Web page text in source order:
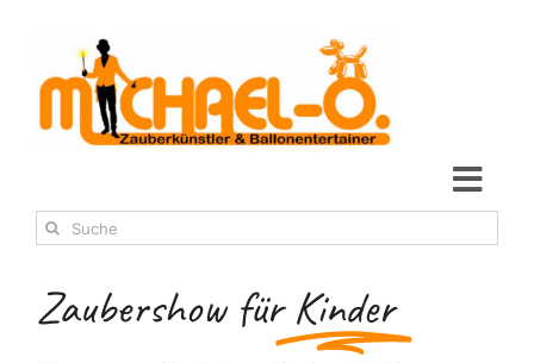
springen
Michael O.
Suche
Zaubershow fürKinder